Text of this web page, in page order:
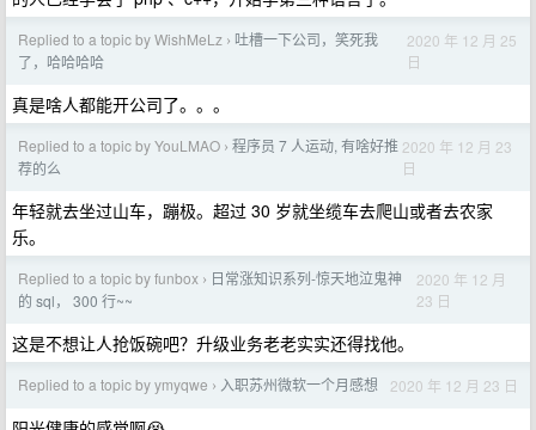
Replied to a topic by WishMeLz › 吐槽一下公司，笑死我
了，哈哈哈哈
2020 年 12 月 25
日
真是啥人都能开公司了。。。
Replied to a topic by YouLMAO › 程序员 7 人运动, 有啥好推
荐的么
2020 年 12 月 23
日
年轻就去坐过山车，蹦极。超过 30 岁就坐缆车去爬山或者去农家
乐。
Replied to a topic by funbox › 日常涨知识系列-惊天地泣鬼神
的 sql， 300 行~~
2020 年 12 月
23 日
这是不想让人抢饭碗吧？升级业务老老实实还得找他。
Replied to a topic by ymyqwe › 入职苏州微软一个月感想 2020 年 12 月 23 日